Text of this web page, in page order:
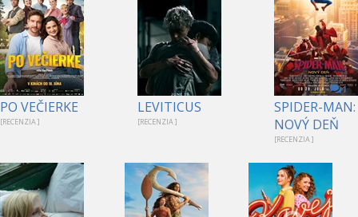
PO VEČIERKE
[RECENZIA ]
LEVITICUS
[RECENZIA ]
1
SPIDER-MAN:
NOVÝ DEŇ
[RECENZIA ]